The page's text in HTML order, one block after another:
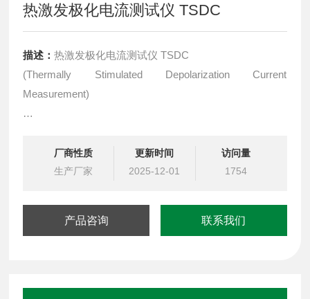
热激发极化电流测试仪 TSDC
描述：热激发极化电流测试仪 TSDC
(Thermally Stimulated Depolarization Current
Measurement)
还可以用于测试材料的热激发极化电流TSDC (Thermally
Stimulated Depolarization Current Measurement)。
厂商性质
生产厂家
更新时间
2025-12-01
访问量
1754
产品咨询 联系我们